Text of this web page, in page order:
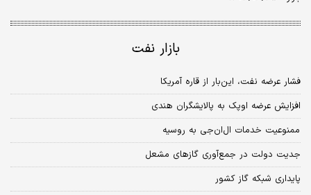
بازار نفت
فشار عرضه نفت، این‌بار از قاره آمریکا
افزایش عرضه اوپک به پالایشگران هندی
ممنوعیت خدمات ال‏‏‏‏‌ان‏‏‏‏‌جی به روسیه
جدیت دولت در جمع‌‌‌‌‌آوری گازهای مشعل
پایداری شبکه گاز کشور